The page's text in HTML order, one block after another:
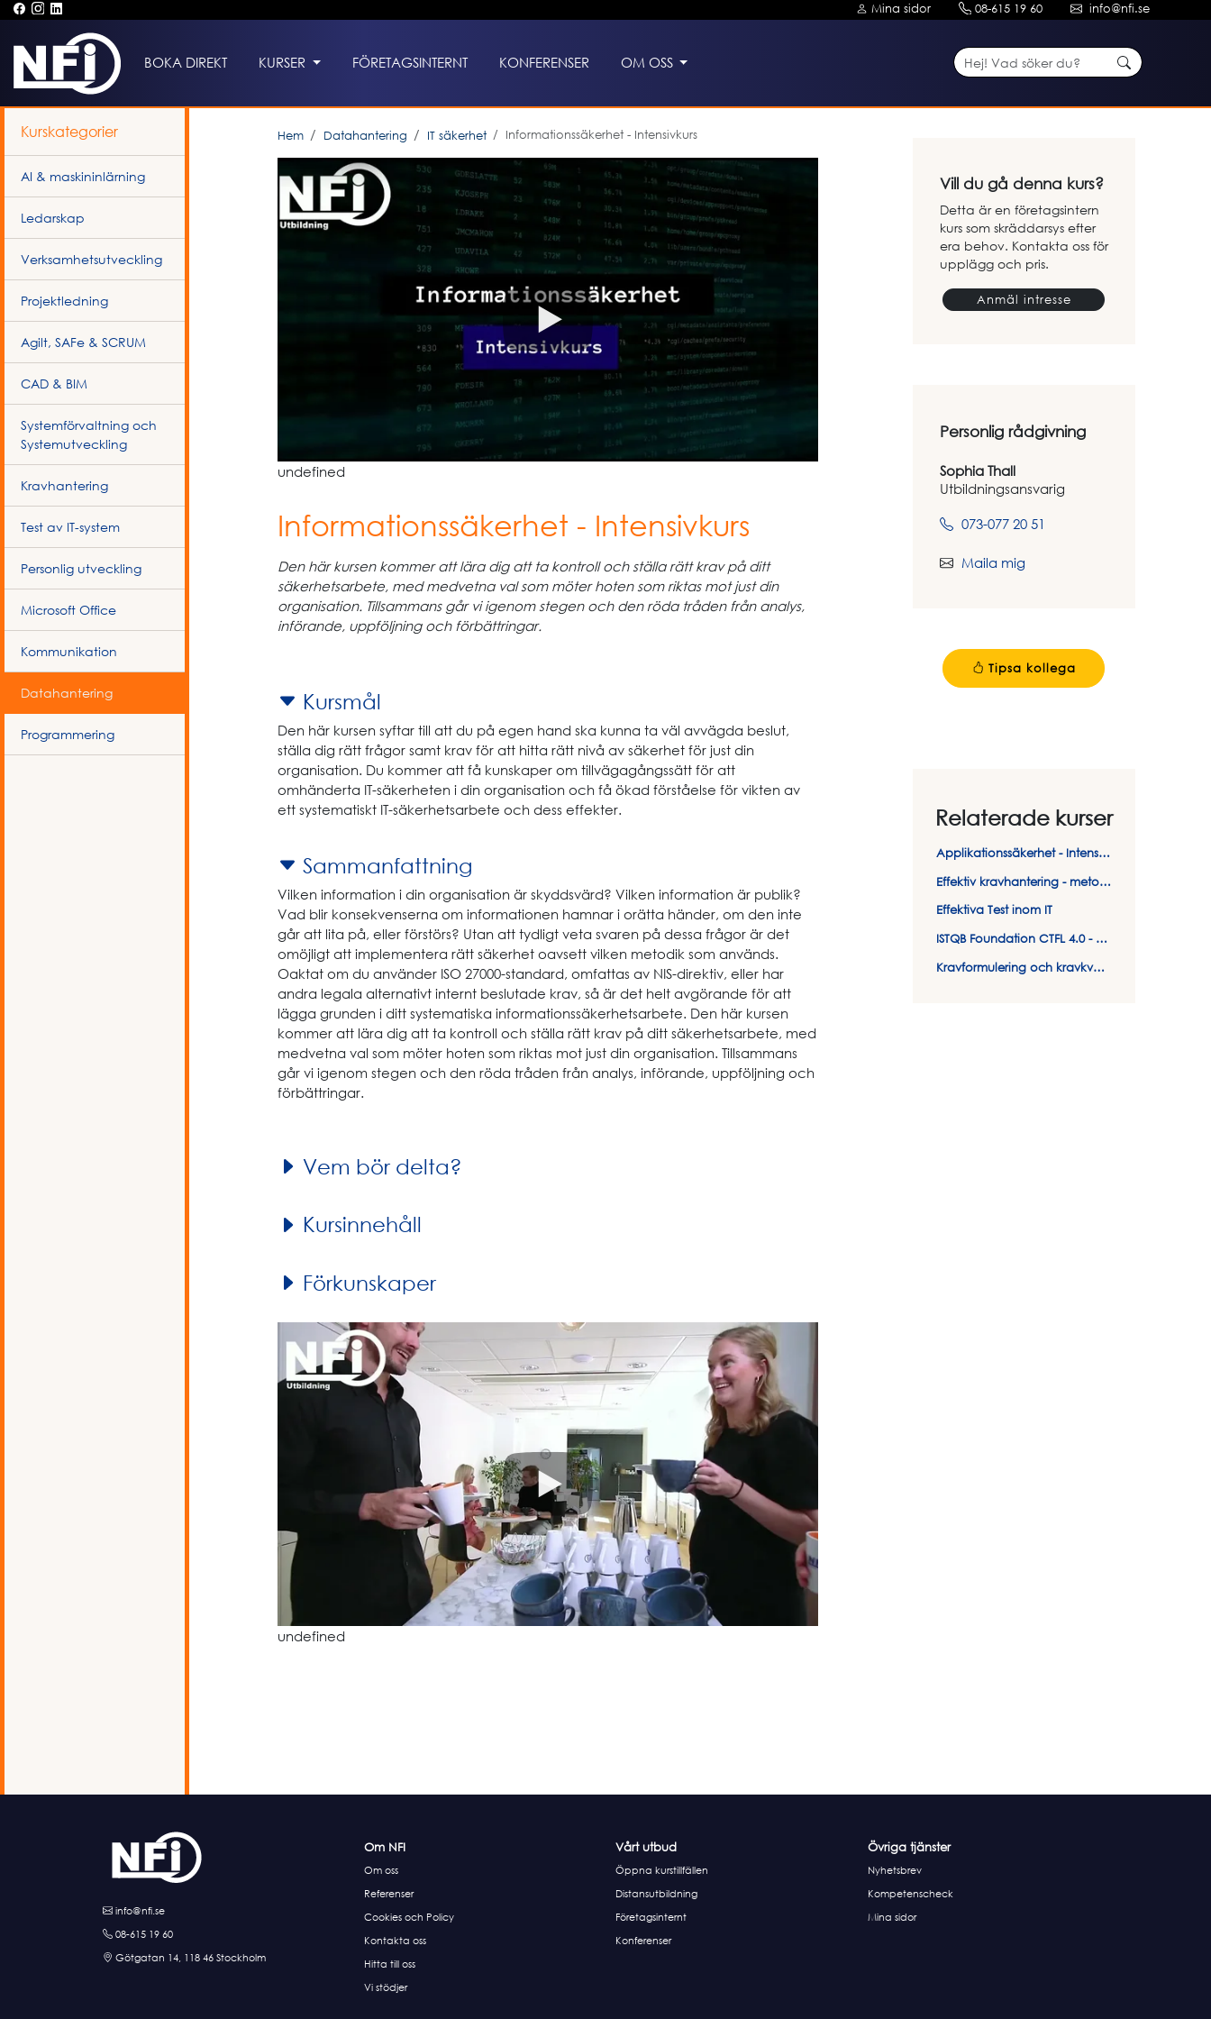
Mina sidor 08-615 19 60 info@nfi.se
BOKA DIREKT KURSER FÖRETAGSINTERNT KONFERENSER OM OSS
Kurskategorier
AI & maskininlärning
Ledarskap
Verksamhetsutveckling
Projektledning
Agilt, SAFe & SCRUM
CAD & BIM
Systemförvaltning och
Systemutveckling
Kravhantering
Test av IT-system
Personlig utveckling
Microsoft Office
Kommunikation
Datahantering
Programmering
Hem Datahantering IT säkerhet Informationssäkerhet - Intensivkurs
undefined
Informationssäkerhet - Intensivkurs
Den här kursen kommer att lära dig att ta kontroll och ställa rätt krav på ditt
säkerhetsarbete, med medvetna val som möter hoten som riktas mot just din
organisation. Tillsammans går vi igenom stegen och den röda tråden från analys,
införande, uppföljning och förbättringar.
Kursmål
Den här kursen syftar till att du på egen hand ska kunna ta väl avvägda beslut,
ställa dig rätt frågor samt krav för att hitta rätt nivå av säkerhet för just din
organisation. Du kommer att få kunskaper om tillvägagångssätt för att
omhänderta IT-säkerheten i din organisation och få ökad förståelse för vikten av
ett systematiskt IT-säkerhetsarbete och dess effekter.
Sammanfattning
Vilken information i din organisation är skyddsvärd? Vilken information är publik?
Vad blir konsekvenserna om informationen hamnar i orätta händer, om den inte
går att lita på, eller förstörs? Utan att tydligt veta svaren på dessa frågor är det
omöjligt att implementera rätt säkerhet oavsett vilken metodik som används.
Oaktat om du använder ISO 27000-standard, omfattas av NIS-direktiv, eller har
andra legala alternativt internt beslutade krav, så är det helt avgörande för att
lägga grunden i ditt systematiska informationssäkerhetsarbete. Den här kursen
kommer att lära dig att ta kontroll och ställa rätt krav på ditt säkerhetsarbete, med
medvetna val som möter hoten som riktas mot just din organisation. Tillsammans
går vi igenom stegen och den röda tråden från analys, införande, uppföljning och
förbättringar.
Vem bör delta?
Kursinnehåll
Förkunskaper
undefined
Vill du gå denna kurs?
Detta är en företagsintern
kurs som skräddarsys efter
era behov. Kontakta oss för
upplägg och pris.
Anmäl intresse
Personlig rådgivning
Sophia Thall
Utbildningsansvarig
073-077 20 51
Maila mig
Tipsa kollega
Relaterade kurser
Applikationssäkerhet - Intensivkurs
Effektiv kravhantering - metoder & verktyg
Effektiva Test inom IT
ISTQB Foundation CTFL 4.0 - Certifieringskurs i test
Kravformulering och kravkvalitet - Så skriver du rätt krav på rätt sätt
info@nfi.se
08-615 19 60
Götgatan 14, 118 46 Stockholm
Om NFI
Om oss
Referenser
Cookies och Policy
Kontakta oss
Hitta till oss
Vi stödjer
Vårt utbud
Öppna kurstillfällen
Distansutbildning
Företagsinternt
Konferenser
Övriga tjänster
Nyhetsbrev
Kompetenscheck
Mina sidor